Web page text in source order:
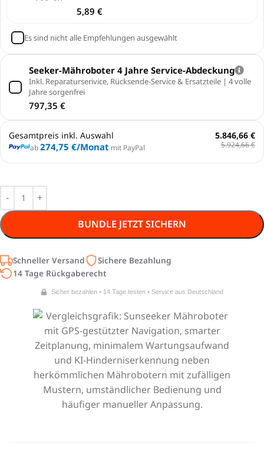
5,89 €
Es sind nicht alle Empfehlungen ausgewählt
Seeker-Mähroboter 4 Jahre Service-Abdeckung
Inkl. Reparaturserivice, Rücksende-Service & Ersatzteile | 4 volle
Jahre sorgenfrei
797,35 €
Gesamtpreis inkl. Auswahl
ab274,75 €/Monat mit PayPal
5.846,66 €
5.924,66 €
BUNDLE JETZT SICHERN
Schneller Versand
Sichere Bezahlung
14 Tage Rückgaberecht
Sicher bezahlen • 14 Tage testen • Service aus Deutschland